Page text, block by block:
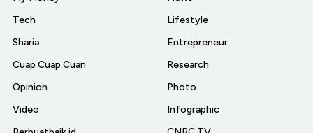
Tech
Sharia
Cuap Cuap Cuan
Opinion
Video
Lifestyle
Entrepreneur
Research
Photo
Infographic